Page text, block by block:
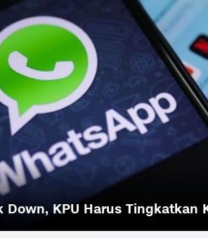
Down, KPU Harus Tingkatkan